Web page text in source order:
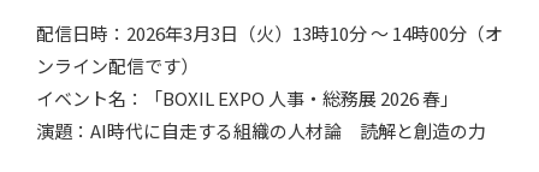
配信日時：2026年3月3日（火）13時10分 ～ 14時00分（オ
ンライン配信です）
イベント名：「BOXIL EXPO 人事・総務展 2026 春」
演題：AI時代に自走する組織の人材論 読解と創造の力